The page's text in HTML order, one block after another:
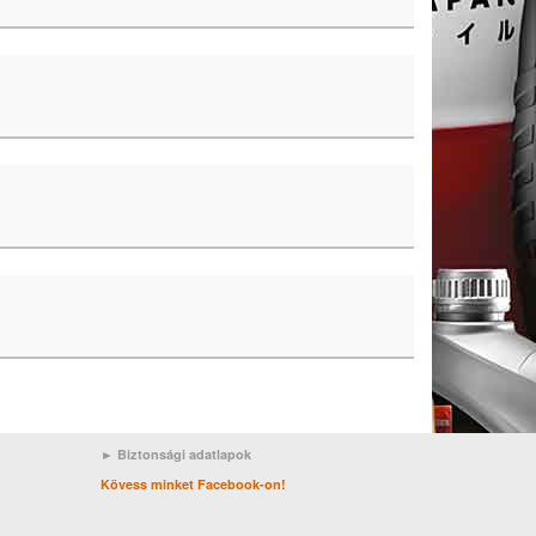
► Biztonsági adatlapok
Kövess minket Facebook-on!